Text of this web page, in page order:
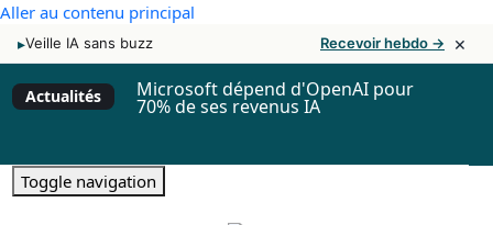
Aller au contenu principal
▸Veille IA sans buzz Recevoir hebdo → ×
Actualités Microsoft dépend d'OpenAI pour
70% de ses revenus IA
Toggle navigation